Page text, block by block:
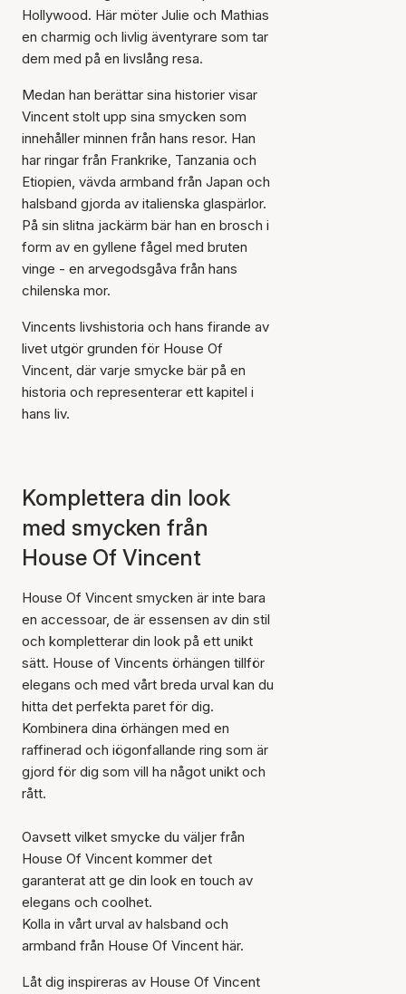
Hollywood. Här möter Julie och Mathias
en charmig och livlig äventyrare som tar
dem med på en livslång resa.
Medan han berättar sina historier visar
Vincent stolt upp sina smycken som
innehåller minnen från hans resor. Han
har ringar från Frankrike, Tanzania och
Etiopien, vävda armband från Japan och
halsband gjorda av italienska glaspärlor.
På sin slitna jackärm bär han en brosch i
form av en gyllene fågel med bruten
vinge - en arvegodsgåva från hans
chilenska mor.
Vincents livshistoria och hans firande av
livet utgör grunden för House Of
Vincent, där varje smycke bär på en
historia och representerar ett kapitel i
hans liv.
Komplettera din look
med smycken från
House Of Vincent
House Of Vincent smycken är inte bara
en accessoar, de är essensen av din stil
och kompletterar din look på ett unikt
sätt. House of Vincents örhängen tillför
elegans och med vårt breda urval kan du
hitta det perfekta paret för dig.
Kombinera dina örhängen med en
raffinerad och iögonfallande ring som är
gjord för dig som vill ha något unikt och
rått.
Oavsett vilket smycke du väljer från
House Of Vincent kommer det
garanterat att ge din look en touch av
elegans och coolhet.
Kolla in vårt urval av halsband och
armband från House Of Vincent här.
Låt dig inspireras av House Of Vincent